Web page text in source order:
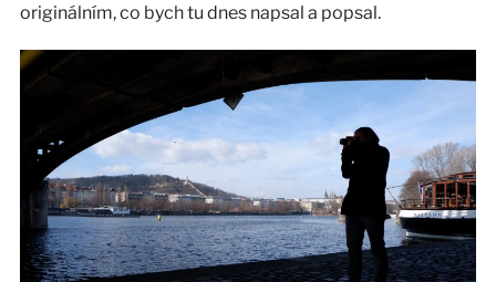
originálním, co bych tu dnes napsal a popsal.